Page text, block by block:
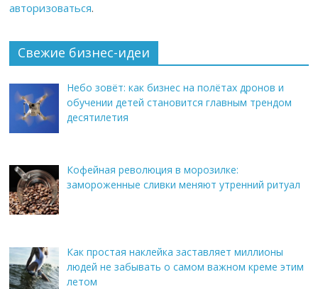
авторизоваться.
Свежие бизнес-идеи
Небо зовёт: как бизнес на полётах дронов и
обучении детей становится главным трендом
десятилетия
Кофейная революция в морозилке:
замороженные сливки меняют утренний ритуал
Как простая наклейка заставляет миллионы
людей не забывать о самом важном креме этим
летом